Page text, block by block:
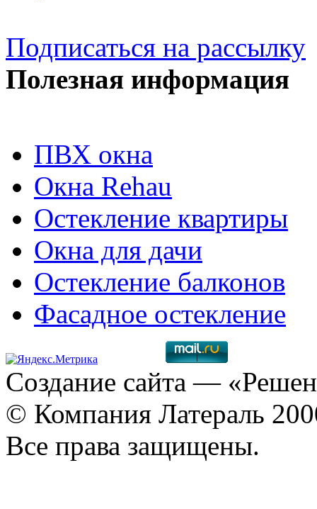
Подписаться на рассылку
Полезная информация
ПВХ окна
Окна Rehau
Остекление квартиры
Окна для дачи
Остекление балконов
Фасадное остекление
Создание сайта —
© Компания Латераль
Все права защищены.